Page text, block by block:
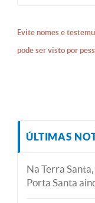
Evite nomes e
pode ser visto por
ÚLTIMAS
Na Terra
Porta Santa